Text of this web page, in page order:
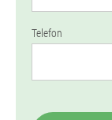
Telefon